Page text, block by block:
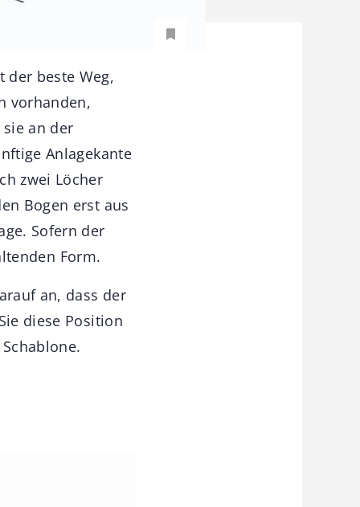
der beste Weg,
vorhanden,
an der
Anlagekante
zwei Löcher
Bogen erst aus
Sofern der
Form.
an, dass der
diese Position